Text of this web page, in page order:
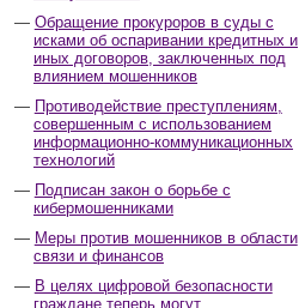
Обращение прокуроров в суды с
исками об оспаривании кредитных и
иных договоров, заключенных под
влиянием мошенников
Противодействие преступлениям,
совершенным с использованием
информационно-коммуникационных
технологий
Подписан закон о борьбе с
кибермошенниками
Меры против мошенников в области
связи и финансов
В целях цифровой безопасности
граждане теперь могут